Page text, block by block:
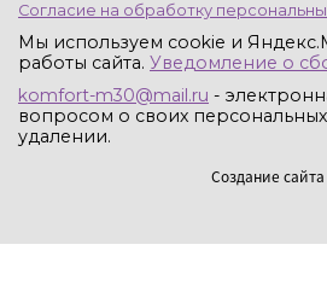
Согласие на обработку
Мы используем cookie и
работы сайта. Уведомление о
komfort-m30@mail.ru -
вопросом о своих
удалении.
Создание сайта